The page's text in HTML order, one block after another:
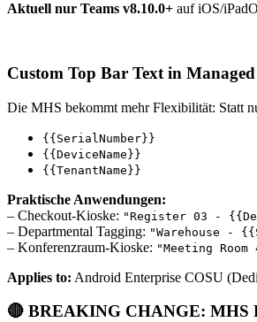
Aktuell nur Teams v8.10.0+ auf iOS/
Custom Top Bar Text in Managed
Die MHS bekommt mehr Flexibilität: Statt
{{SerialNumber}}
{{DeviceName}}
{{TenantName}}
Praktische Anwendungen:
– Checkout-Kioske: "Register 03 -
– Departmental Tagging: "Warehouse -
– Konferenzraum-Kioske: "Meeting Room
Applies to: Android Enterprise COSU
🔴 BREAKING CHANGE: MHS